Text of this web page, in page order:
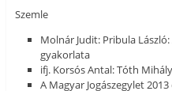
Szemle
Molnár Judit: Pribula
gyakorlata
ifj. Korsós Antal: Tóth
A Magyar Jogászegylet